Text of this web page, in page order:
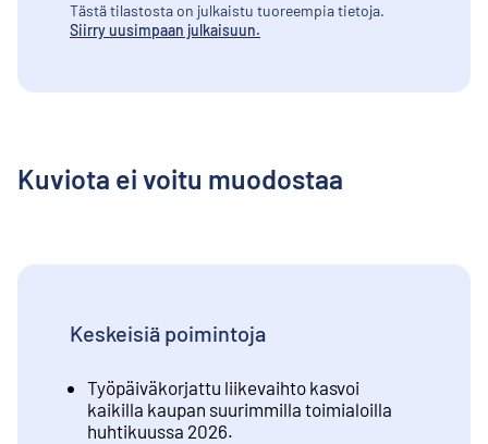
Tästä tilastosta on julkaistu tuoreempia tietoja.
Siirry uusimpaan julkaisuun.
Kuviota ei voitu muodostaa
Keskeisiä poimintoja
Työpäiväkorjattu liikevaihto kasvoi
kaikilla kaupan suurimmilla toimialoilla
huhtikuussa 2026.